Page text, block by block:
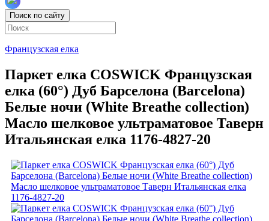
Поиск по сайту
Французская елка
Паркет елка COSWICK Французская
елка (60°) Дуб Барселона (Barcelona)
Белые ночи (White Breathe collection)
Масло шелковое ультраматовое Таверн
Итальянская елка 1176-4827-20